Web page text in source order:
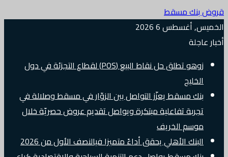
قروض بنك مسقط
الخميس, أغسطس 6 2026
أخبار عاجلة
زوهو تطلق حل نقاط البيع (POS) لقطاع التجزئة في دول
الخليج
بنك مسقط يعزّز التواصل بين الزوّار في مسقط وصلالة في
تجربة تفاعلية مبتكرة ويواصل تقديم عروض حصريّة خلال
موسم الخريف
البنك الأهلي يحقق أداءً متميزا فيالنصف الأول من 2026